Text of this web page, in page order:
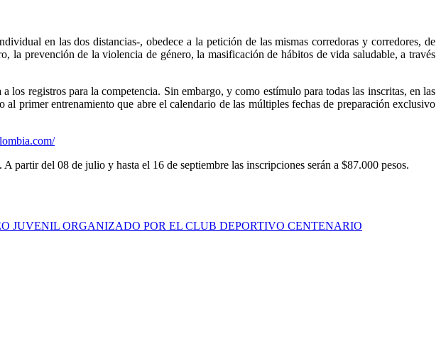
en las dos distancias-, obedece a la petición de las mismas corredoras y corredores, de
la prevención de la violencia de género, la masificación de hábitos de vida saludable, a través
registros para la competencia. Sin embargo, y como estímulo para todas las inscritas, en las
primer entrenamiento que abre el calendario de las múltiples fechas de preparación exclusivo
partir del 08 de julio y hasta el 16 de septiembre las inscripciones serán a $87.000 pesos.
JUVENIL ORGANIZADO POR EL CLUB DEPORTIVO CENTENARIO